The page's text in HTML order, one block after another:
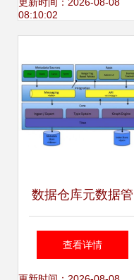
据处理架构
08:10:02
数据仓库元数据管
理 驱动计算机系统
查看详情